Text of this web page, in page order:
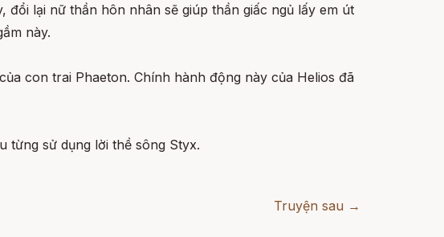
lại nữ thần hôn nhân sẽ giúp thần giấc ngủ lấy em út
này.
con trai Phaeton. Chính hành động này của Helios đã
từng sử dụng lời thề sông Styx.
Truyện sau →